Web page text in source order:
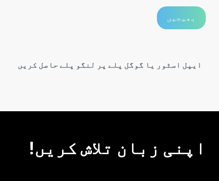
ایپل اسٹور یا گوگل پلے پر لنگو پلے حاصل کریں
اپنی زبان تلاش کریں!